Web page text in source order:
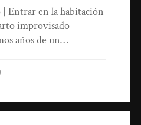
Entrar en la habitación
improvisado
años de un…